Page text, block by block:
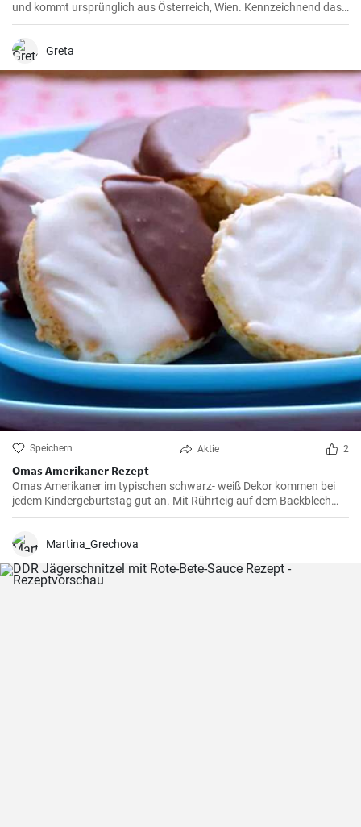
und kommt ursprünglich aus Österreich, Wien. Kennzeichnend das
sternförmige Muster auf der Semmel durch Falten des Teigstücks
und natürlich mit Hefeteig gebacken.
Greta
Speichern Aktie 2
Omas Amerikaner Rezept
Omas Amerikaner im typischen schwarz- weiß Dekor kommen bei
jedem Kindergeburtstag gut an. Mit Rührteig auf dem Backblech
kann man sie einfach backen. Zuletzt werden die Amerikaner dick
Martina_Grechova